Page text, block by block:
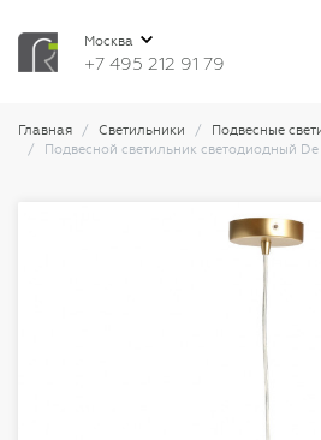
Москва
+7 495 212 91 79
Главная Светильники
Подвесные
Подвесной светильник светодиодный De